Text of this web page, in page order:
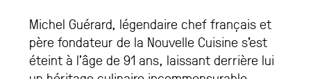
Michel Guérard, légendaire chef français et
père fondateur de la Nouvelle Cuisine s’est
éteint à l’âge de 91 ans, laissant derrière lui